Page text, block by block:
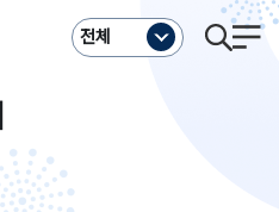
전체